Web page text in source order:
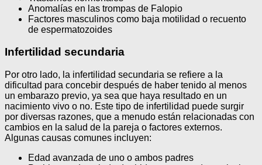
Anomalías en las trompas de Falopio
Factores masculinos como baja motilidad o recuento
de espermatozoides
Infertilidad secundaria
Por otro lado, la infertilidad secundaria se refiere a la
dificultad para concebir después de haber tenido al menos
un embarazo previo, ya sea que haya resultado en un
nacimiento vivo o no. Este tipo de infertilidad puede surgir
por diversas razones, que a menudo están relacionadas con
cambios en la salud de la pareja o factores externos.
Algunas causas comunes incluyen:
Edad avanzada de uno o ambos padres